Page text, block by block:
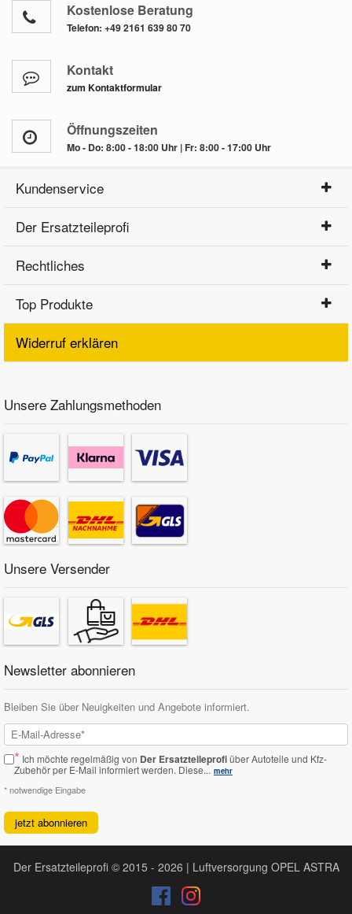
Kostenlose Beratung
Telefon: +49 2161 639 80 70
Kontakt
zum Kontaktformular
Öffnungszeiten
Mo - Do: 8:00 - 18:00 Uhr | Fr: 8:00 - 17:00 Uhr
Kundenservice
Der Ersatzteileprofi
Rechtliches
Top Produkte
Widerruf erklären
Unsere Zahlungsmethoden
Unsere Versender
Newsletter abonnieren
Bleiben Sie über Neuigkeiten und Angebote informiert.
* Ich möchte regelmäßig von Der Ersatzteileprofiüber Autoteile und Kfz-
Zubehör per E-Mail informiert werden. Diese... mehr
* notwendige Eingabe
jetzt abonnieren
Der Ersatzteileprofi © 2015 - 2026 | Luftversorgung OPEL ASTRA